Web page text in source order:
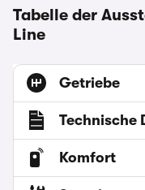
Tabelle der
Line
Getriebe
Technische
Komfort